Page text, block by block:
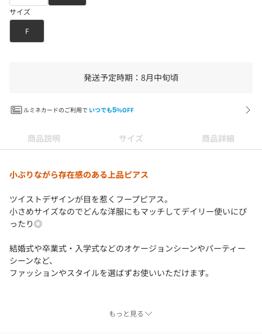
サイズ
F
発送予定時期：8月中旬頃
ルミネカードのご利用で いつでも5%OFF
商品説明 サイズ 商品詳細
小ぶりながら存在感のある上品ピアス
ツイストデザインが目を惹くフープピアス。
小さめサイズなのでどんな洋服にもマッチしてデイリー使いにぴ
ったり◎
結婚式や卒業式・入学式などのオケージョンシーンやパーティー
シーンなど、
ファッションやスタイルを選ばずお使いいただけます。
もっと見る